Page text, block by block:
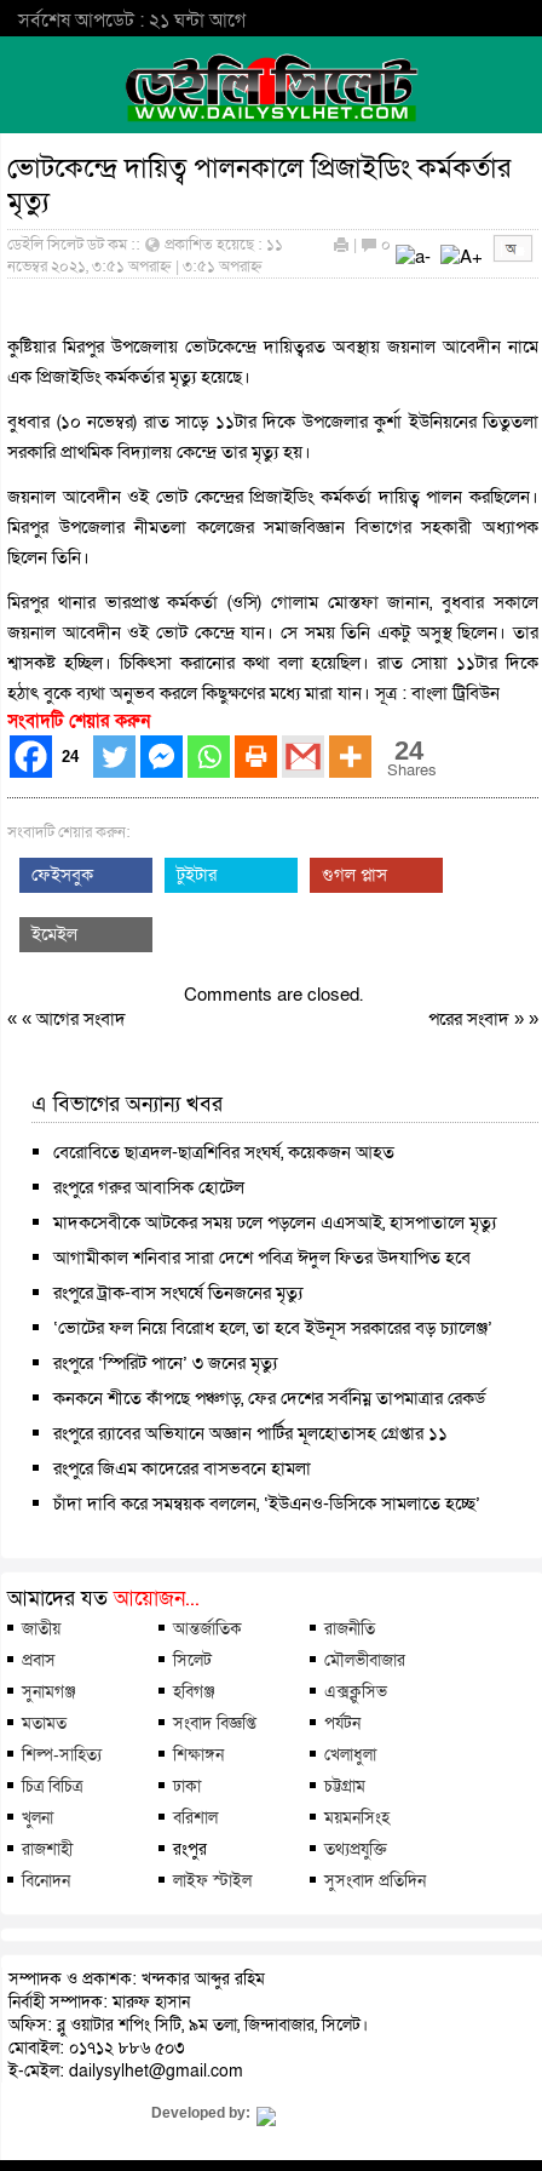
সর্বশেষ আপডেট : ২১ ঘন্টা আগে
ভোটকেন্দ্রে দায়িত্ব পালনকালে প্রিজাইডিং কর্মকর্তার
মৃত্যু
ডেইলি সিলেট ডট কম ::
প্রকাশিত হয়েছে : ১১
নভেম্বর ২০২১, ৩:৫১ অপরাহ্ন | ৩:৫১ অপরাহ্ন
| ০
কুষ্টিয়ার মিরপুর উপজেলায় ভোটকেন্দ্রে দায়িত্বরত অবস্থায় জয়নাল আবেদীন নামে
এক প্রিজাইডিং কর্মকর্তার মৃত্যু হয়েছে।
বুধবার (১০ নভেম্বর) রাত সাড়ে ১১টার দিকে উপজেলার কুর্শা ইউনিয়নের তিতুতলা
সরকারি প্রাথমিক বিদ্যালয় কেন্দ্রে তার মৃত্যু হয়।
জয়নাল আবেদীন ওই ভোট কেন্দ্রের প্রিজাইডিং কর্মকর্তা দায়িত্ব পালন করছিলেন।
মিরপুর উপজেলার নীমতলা কলেজের সমাজবিজ্ঞান বিভাগের সহকারী অধ্যাপক
ছিলেন তিনি।
মিরপুর থানার ভারপ্রাপ্ত কর্মকর্তা (ওসি) গোলাম মোস্তফা জানান, বুধবার সকালে
জয়নাল আবেদীন ওই ভোট কেন্দ্রে যান। সে সময় তিনি একটু অসুস্থ ছিলেন। তার
শ্বাসকষ্ট হচ্ছিল। চিকিৎসা করানোর কথা বলা হয়েছিল। রাত সোয়া ১১টার দিকে
হঠাৎ বুকে ব্যথা অনুভব করলে কিছুক্ষণের মধ্যে মারা যান। সূত্র : বাংলা ট্রিবিউন
সংবাদটি শেয়ার করুন
24 24
Shares
সংবাদটি শেয়ার করুন:
ফেইসবুক টুইটার গুগল প্লাস
ইমেইল
Comments are closed.
« «আগের সংবাদ পরের সংবাদ» »
এ বিভাগের অন্যান্য খবর
বেরোবিতে ছাত্রদল-ছাত্রশিবির সংঘর্ষ, কয়েকজন আহত
রংপুরে গরুর আবাসিক হোটেল
মাদকসেবীকে আটকের সময় ঢলে পড়লেন এএসআই, হাসপাতালে মৃত্যু
আগামীকাল শনিবার সারা দেশে পবিত্র ঈদুল ফিতর উদযাপিত হবে
রংপুরে ট্রাক-বাস সংঘর্ষে তিনজনের মৃত্যু
‘ভোটের ফল নিয়ে বিরোধ হলে, তা হবে ইউনূস সরকারের বড় চ্যালেঞ্জ’
রংপুরে ‘স্পিরিট পানে’ ৩ জনের মৃত্যু
কনকনে শীতে কাঁপছে পঞ্চগড়, ফের দেশের সর্বনিম্ন তাপমাত্রার রেকর্ড
রংপুরে র‍্যাবের অভিযানে অজ্ঞান পার্টির মূলহোতাসহ গ্রেপ্তার ১১
রংপুরে জিএম কাদেরের বাসভবনে হামলা
চাঁদা দাবি করে সমন্বয়ক বললেন, ‘ইউএনও-ডিসিকে সামলাতে হচ্ছে’
আমাদের যতআয়োজন...
জাতীয় আন্তর্জাতিক
রাজনীতি
প্রবাস
সিলেট
মৌলভীবাজার
সুনামগঞ্জ
হবিগঞ্জ
এক্সক্লুসিভ
মতামত
সংবাদ বিজ্ঞপ্তি
পর্যটন
শিল্প-সাহিত্য
শিক্ষাঙ্গন
খেলাধুলা
চিত্র বিচিত্র
ঢাকা
চট্টগ্রাম
খুলনা
বরিশাল
ময়মনসিংহ
রাজশাহী
রংপুর
তথ্যপ্রযুক্তি
বিনোদন
লাইফ স্টাইল সুসংবাদ প্রতিদিন
সম্পাদক ও প্রকাশক: খন্দকার আব্দুর রহিম
নির্বাহী সম্পাদক: মারুফ হাসান
অফিস: ব্লু ওয়াটার শপিং সিটি, ৯ম তলা, জিন্দাবাজার, সিলেট।
মোবাইল: ০১৭১২ ৮৮৬ ৫০৩
ই-মেইল: dailysylhet@gmail.com
Developed by: